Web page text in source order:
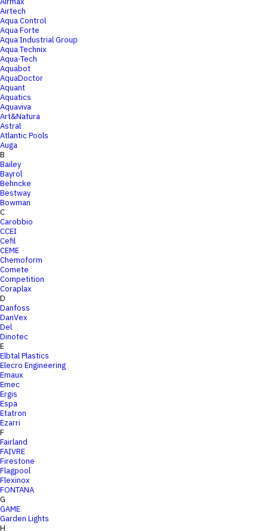
Airtech
Aqua Control
Aqua Forte
Aqua Industrial Group
Aqua Technix
Aqua-Tech
Aquabot
AquaDoctor
Aquant
Aquatics
Aquaviva
Art&Natura
Astral
Atlantic Pools
Auga
B
Bailey
Bayrol
Behncke
Bestway
Bowman
C
Carobbio
CCEI
Cefil
CEME
Chemoform
Comete
Competition
Coraplax
D
Danfoss
DanVex
Del
Dinotec
E
Elbtal Plastics
Elecro Engineering
Emaux
Emec
Ergis
Espa
Etatron
Ezarri
F
Fairland
FAIVRE
Firestone
Flagpool
Flexinox
FONTANA
G
GAME
Garden Lights
H